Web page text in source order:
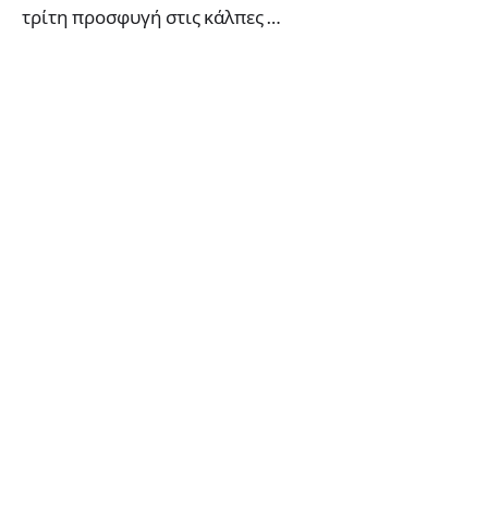
τρίτη προσφυγή στις κάλπες …